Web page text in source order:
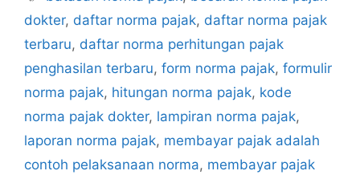
dokter, daftar norma pajak, daftar norma pajak
terbaru, daftar norma perhitungan pajak
penghasilan terbaru, form norma pajak, formulir
norma pajak, hitungan norma pajak, kode
norma pajak dokter, lampiran norma pajak,
laporan norma pajak, membayar pajak adalah
contoh pelaksanaan norma, membayar pajak